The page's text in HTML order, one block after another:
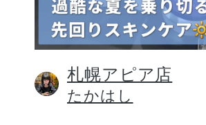
札幌アピア店
たかはし